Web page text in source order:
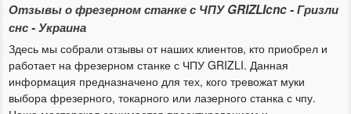
Отзывы о фрезерном станке с ЧПУ GRIZLIcnc - Гризли
снс - Украина
Здесь мы собрали отзывы от наших клиентов, кто приобрел и
работает на фрезерном станке с ЧПУ GRIZLI. Данная
информация предназначено для тех, кого тревожат муки
выбора фрезерного, токарного или лазерного станка с чпу.